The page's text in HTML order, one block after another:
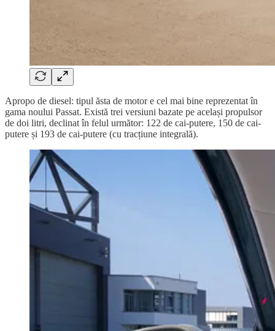
Apropo de diesel: tipul ăsta de motor e cel mai bine reprezentat în
gama noului Passat. Există trei versiuni bazate pe același propulsor
de doi litri, declinat în felul următor: 122 de cai-putere, 150 de cai-
putere și 193 de cai-putere (cu tracțiune integrală).